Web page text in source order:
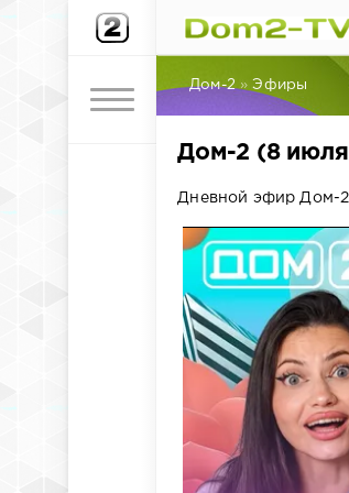
Дом-2 »Эфиры
Дом-2 (8
Дневной эфир Дом-2